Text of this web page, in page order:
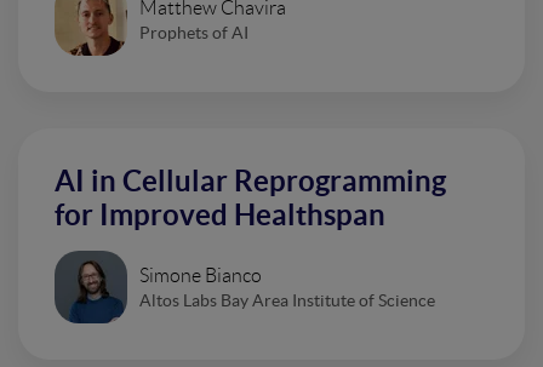
Matthew Chavira
Prophets of AI
AI in Cellular Reprogramming
for Improved Healthspan
Simone Bianco
Altos Labs Bay Area Institute of Science